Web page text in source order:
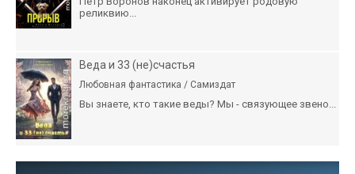
реликвию...
Веда и 33 (не)счастья
Любовная фантастика / Самиздат
Вы знаете, кто такие веды? Мы - связующее звено...